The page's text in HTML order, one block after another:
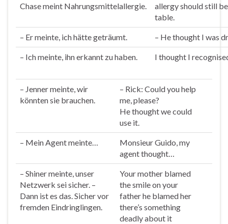
Chasemeint Nahrungsmittelallergie.
allergy should still
table.
– Ermeinte, ich hätte geträumt. – Hethought I was
– Ichmeinte, ihn erkannt zu haben. I thought I
– Jennermeinte, wir
könnten sie brauchen.
– Rick: Could you help
me, please?
Hethoughtwe could
use it.
– Mein Agentmeinte…
Monsieur Guido, my
agentthought…
– Shinermeinte, unser
Netzwerk sei sicher. –
Dann ist es das. Sicher vor
fremden Eindringlingen.
Your mother blamed
the smile on your
father he blamed her
there’s something
deadly about it